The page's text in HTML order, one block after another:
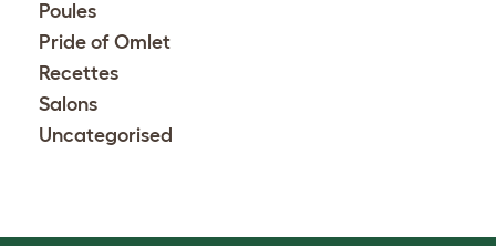
Poules
Pride of Omlet
Recettes
Salons
Uncategorised